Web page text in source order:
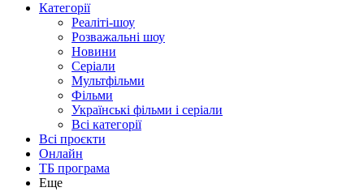
Категорії
Реаліті-шоу
Розважальні шоу
Новини
Серіали
Мультфільми
Фільми
Українські фільми і серіали
Всі категорії
Всі проєкти
Онлайн
ТБ програма
Еще